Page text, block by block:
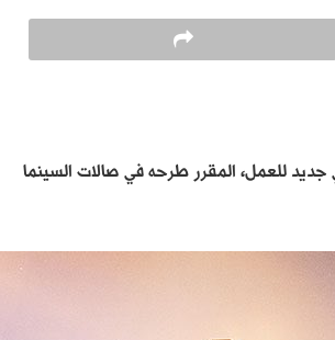
للعمل، المقرر طرحه في صالات السينما